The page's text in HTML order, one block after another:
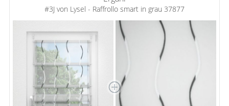
#3J von Lysel - Raffrollo smart in grau 37877